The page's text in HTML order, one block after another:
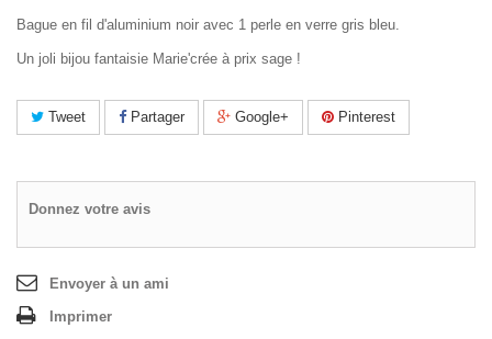
Bague en fil d'aluminium noir avec 1 perle en verre gris bleu.
Un joli bijou fantaisie Marie'crée à prix sage !
Tweet Partager Google+ Pinterest
Donnez votre avis
Envoyer à un ami
Imprimer